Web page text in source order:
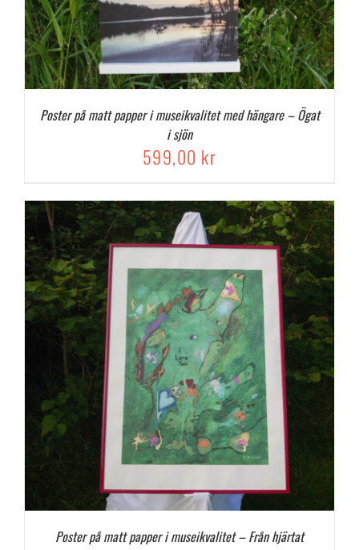
Poster på matt papper i museikvalitet med hängare – Ögat
i sjön
599,00 kr
Poster på matt papper i museikvalitet – Från hjärtat